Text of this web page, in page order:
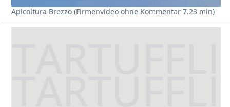
Apicoltura Brezzo (Firmenvideo ohne Kommentar 7.23 min)